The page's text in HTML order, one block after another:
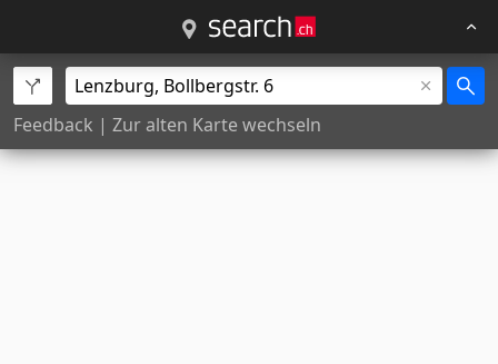
Feedback | Zur alten Karte wechseln